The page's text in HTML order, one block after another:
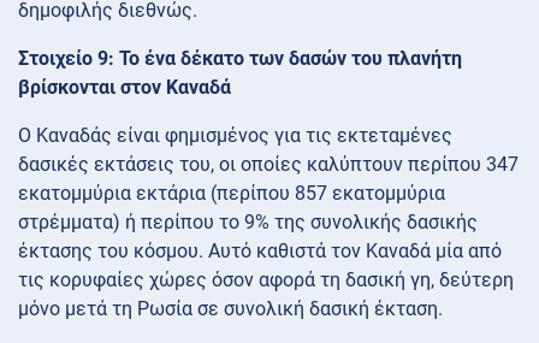
δημοφιλής διεθνώς.
Στοιχείο 9: Το ένα δέκατο των δασών του πλανήτη
βρίσκονται στον Καναδά
Ο Καναδάς είναι φημισμένος για τις εκτεταμένες
δασικές εκτάσεις του, οι οποίες καλύπτουν περίπου 347
εκατομμύρια εκτάρια (περίπου 857 εκατομμύρια
στρέμματα) ή περίπου το 9% της συνολικής δασικής
έκτασης του κόσμου. Αυτό καθιστά τον Καναδά μία από
τις κορυφαίες χώρες όσον αφορά τη δασική γη, δεύτερη
μόνο μετά τη Ρωσία σε συνολική δασική έκταση.